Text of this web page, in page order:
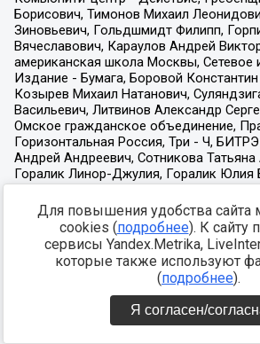
Для повышения удобства сайта
cookies (подробнее). К сайту
сервисы Yandex.Metrika,
которые также используют
(подробнее).
Я согласен/